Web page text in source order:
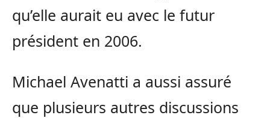
qu’elle aurait eu avec le futur
président en 2006.
Michael Avenatti a aussi assuré
que plusieurs autres discussions